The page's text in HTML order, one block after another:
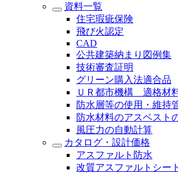
資料一覧
住宅瑕疵保険
飛び火認定
CAD
公共建築納まり図例集
技術審査証明
グリーン購入法適合品
ＵＲ都市機構 適格材
防水層等の使用・維持
防水材料のアスベスト
風圧力の自動計算
カタログ・設計価格
アスファルト防水
改質アスファルトシー